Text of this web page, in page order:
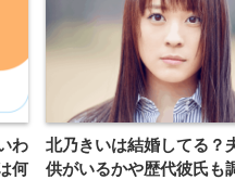
わ
何
北乃きいは結婚してる？
供がいるかや歴代彼氏も